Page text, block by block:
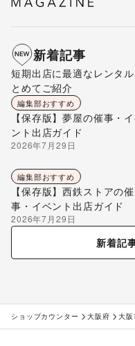
新着記事
短期出店に最適なレンタ
とめてご紹介
編集部おすすめ
【保存版】夢屋の催事・
ント出店ガイド
2026年7月29日
編集部おすすめ
【保存版】西鉄ストアの催
事・イベント出店ガイド
2026年7月29日
新着記
ショップカウンター 大阪府 大阪